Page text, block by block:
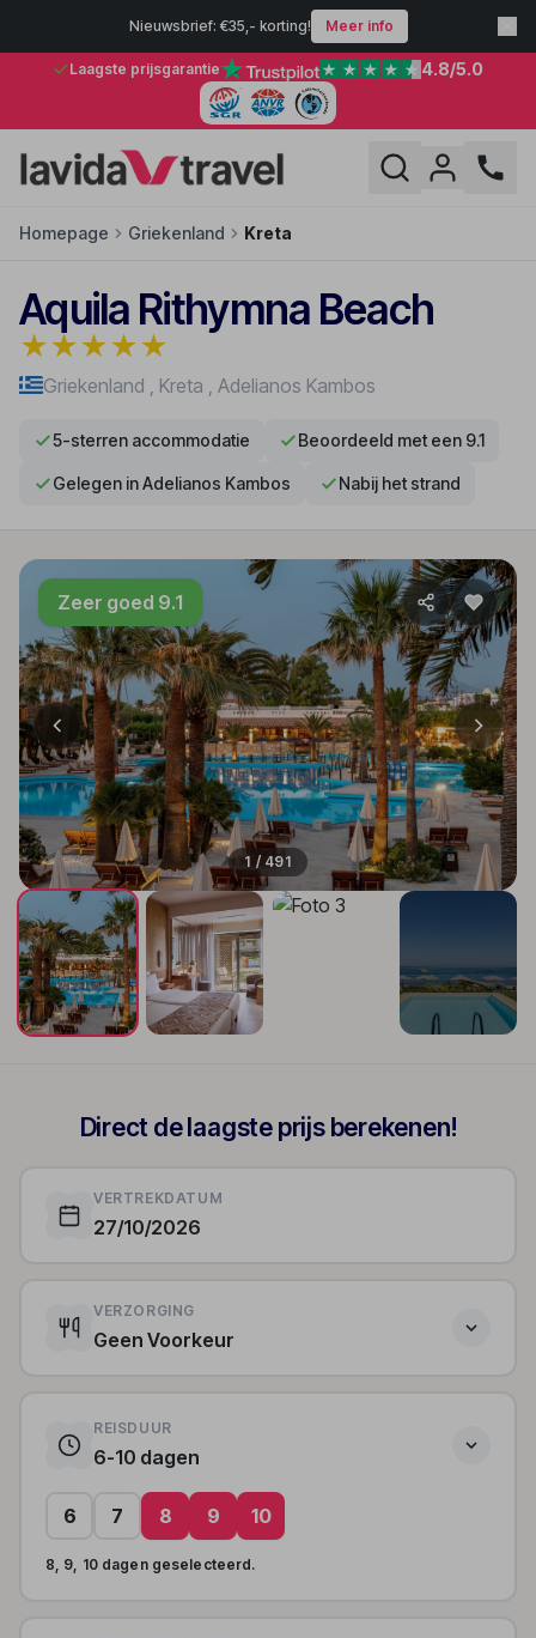
Nieuwsbrief: €35,- korting! Meer info
Laagste prijsgarantie 4.8/5.0
Homepage Griekenland Kreta
Aquila Rithymna Beach
★★★★★
Griekenland , Kreta , Adelianos Kambos
5-sterren accommodatie Beoordeeld met een 9.1
Gelegen in Adelianos Kambos Nabij het strand
Zeer goed 9.1
1 / 491
Direct de laagste prijs berekenen!
VERTREKDATUM
27/10/2026
VERZORGING
Geen Voorkeur
REISDUUR
6-10 dagen
6 7 8 9 10
8, 9, 10 dagen geselecteerd.